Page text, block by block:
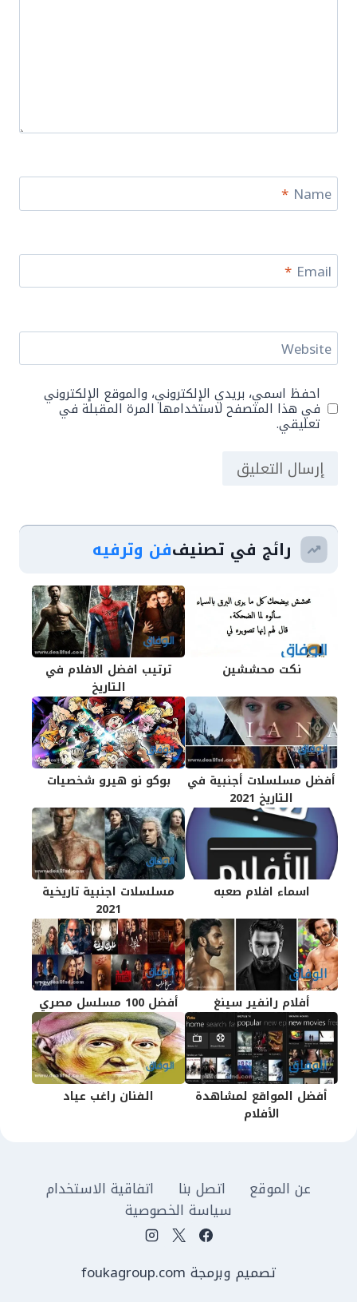
Name
*
Email
*
Website
احفظ اسمي، بريدي الإلكتروني، والموقع الإلكتروني
في هذا المتصفح لاستخدامها المرة المقبلة في
تعليقي.
رائج في تصنيففن وترفيه
نكت محششين
ترتيب افضل الافلام في
التاريخ
أفضل مسلسلات أجنبية في
التاريخ 2021
بوكو نو هيرو شخصيات
اسماء افلام صعبه
مسلسلات اجنبية تاريخية
2021
أفلام رانفير سينغ أفضل 100 مسلسل مصري
أفضل المواقع لمشاهدة
الأفلام
الفنان راغب عياد
عن الموقع اتصل بنا
اتفاقية الاستخدام
سياسة الخصوصية
تصميم وبرمجة foukagroup.com